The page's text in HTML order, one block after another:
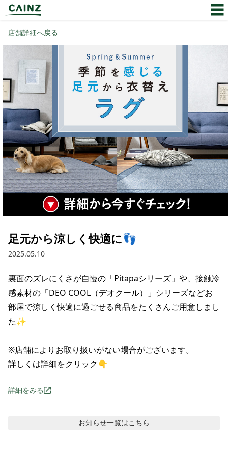
店舗詳細へ戻る
足元から涼しく快適に👣
2025.05.10
裏面のズレにくさが自慢の「Pitapaシリーズ」や、接触冷
感素材の「DEO COOL（デオクール）」シリーズなどお
部屋で涼しく快適に過ごせる商品をたくさんご用意しまし
た✨
※店舗によりお取り扱いがない場合がございます。
詳しくは詳細をクリック👇
詳細をみる
お知らせ一覧はこちら